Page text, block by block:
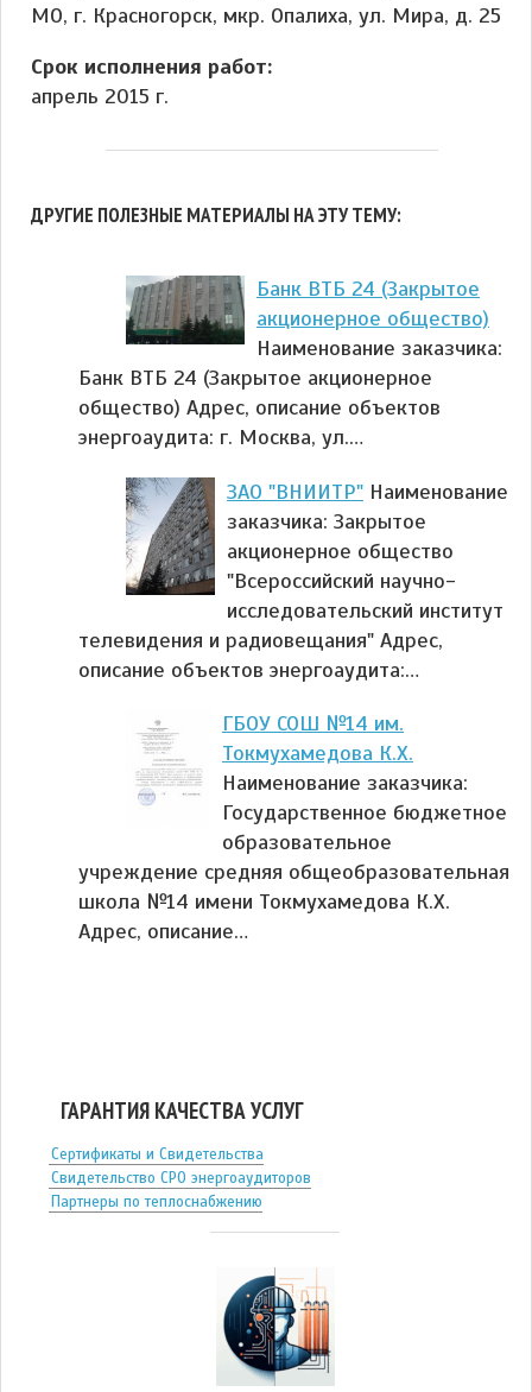
МО, г. Красногорск, мкр. Опалиха, ул. Мира, д. 25
Срок исполнения работ:
апрель 2015 г.
ДРУГИЕ ПОЛЕЗНЫЕ МАТЕРИАЛЫ НА ЭТУ ТЕМУ:
Банк ВТБ 24 (Закрытое
акционерное общество)
Наименование заказчика:
Банк ВТБ 24 (Закрытое акционерное
общество) Адрес, описание объектов
энергоаудита: г. Москва, ул.…
ЗАО "ВНИИТР" Наименование
заказчика: Закрытое
акционерное общество
"Всероссийский научно-
исследовательский институт
телевидения и радиовещания" Адрес,
описание объектов энергоаудита:…
ГБОУ СОШ №14 им.
Токмухамедова К.Х.
Наименование заказчика:
Государственное бюджетное
образовательное
учреждение средняя общеобразовательная
школа №14 имени Токмухамедова К.Х.
Адрес, описание…
ГАРАНТИЯ КАЧЕСТВА УСЛУГ
Сертификаты и Свидетельства
Свидетельство СРО энергоаудиторов
Партнеры по теплоснабжению